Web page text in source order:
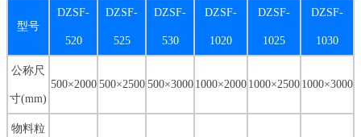
型号
DZSF-
520
DZSF-
525
DZSF-
530
DZSF-
1020
DZSF-
1025
DZSF-
1030
公称尺
寸(mm)
500×2000 500×2500 500×3000 1000×2000 1000×2500 1000×3000
物料粒